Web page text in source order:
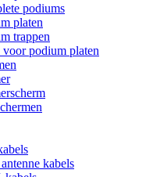
podiums
platen
trappen
voor podium platen
kabels